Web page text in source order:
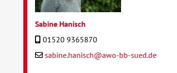
Sabine Hanisch
01520 9365870
sabine.hanisch@awo-bb-sued.de